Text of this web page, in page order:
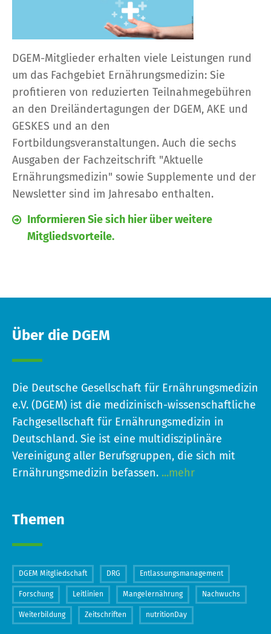
DGEM-Mitglieder erhalten viele Leistungen rund
um das Fachgebiet Ernährungsmedizin: Sie
profitieren von reduzierten Teilnahmegebühren
an den Dreiländertagungen der DGEM, AKE und
GESKES und an den
Fortbildungsveranstaltungen. Auch die sechs
Ausgaben der Fachzeitschrift "Aktuelle
Ernährungsmedizin" sowie Supplemente und der
Newsletter sind im Jahresabo enthalten.
Informieren Sie sich hier über weitere
Mitgliedsvorteile.
Über die DGEM
Die Deutsche Gesellschaft für Ernährungsmedizin
e.V. (DGEM) ist die medizinisch-wissenschaftliche
Fachgesellschaft für Ernährungsmedizin in
Deutschland. Sie ist eine multidisziplinäre
Vereinigung aller Berufsgruppen, die sich mit
Ernährungsmedizin befassen. ...mehr
Themen
DGEM Mitgliedschaft DRG Entlassungsmanagement
Forschung Leitlinien Mangelernährung Nachwuchs
Weiterbildung Zeitschriften nutritionDay